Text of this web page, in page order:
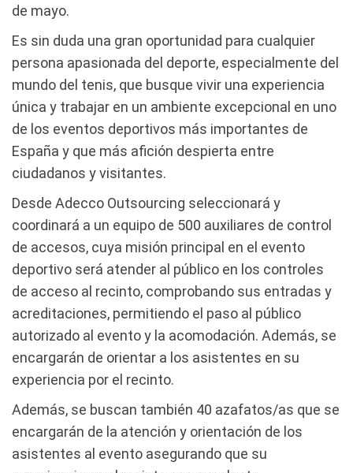
de mayo.
Es sin duda una gran oportunidad para cualquier
persona apasionada del deporte, especialmente del
mundo del tenis, que busque vivir una experiencia
única y trabajar en un ambiente excepcional en uno
de los eventos deportivos más importantes de
España y que más afición despierta entre
ciudadanos y visitantes.
Desde Adecco Outsourcing seleccionará y
coordinará a un equipo de 500 auxiliares de control
de accesos, cuya misión principal en el evento
deportivo será atender al público en los controles
de acceso al recinto, comprobando sus entradas y
acreditaciones, permitiendo el paso al público
autorizado al evento y la acomodación. Además, se
encargarán de orientar a los asistentes en su
experiencia por el recinto.
Además, se buscan también 40 azafatos/as que se
encargarán de la atención y orientación de los
asistentes al evento asegurando que su